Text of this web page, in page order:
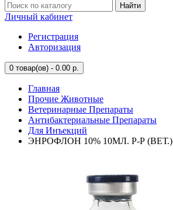
Найти
Личный кабинет
Регистрация
Авторизация
0 товар(ов) - 0.00 р.
Главная
Прочие Животные
Ветеринарные Препараты
Антибактериальные Препараты
Для Инъекций
ЭНРОФЛОН 10% 10МЛ. Р-Р (ВЕТ.)